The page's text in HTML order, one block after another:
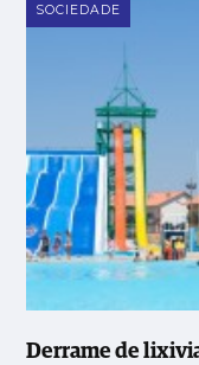
SOCIEDADE
Derrame de